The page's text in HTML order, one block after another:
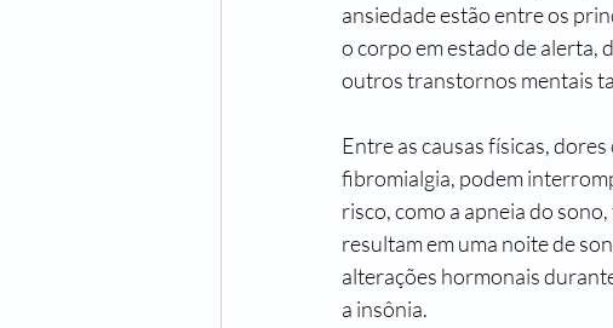
ansiedade estão entre os
o corpo em estado de alerta,
outros transtornos mentais
Entre as causas físicas,
fibromialgia, podem
risco, como a apneia do
resultam em uma noite de
alterações hormonais
a insônia.